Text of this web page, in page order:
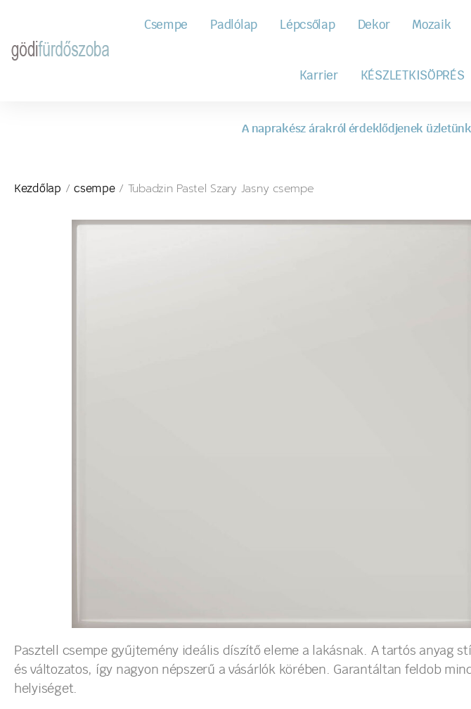
Csempe Padlólap Lépcsőlap Dekor Mozaik
Karrier KÉSZLETKISÖPRÉS
A naprakész árakról érdeklődjenek
Kezdőlap /csempe/ Tubadzin Pastel Szary Jasny csempe
Pasztell csempe gyűjtemény ideális díszítő eleme a lakásnak. A tartós anyag
és változatos, így nagyon népszerű a vásárlók körében. Garantáltan feldob
helyiséget.